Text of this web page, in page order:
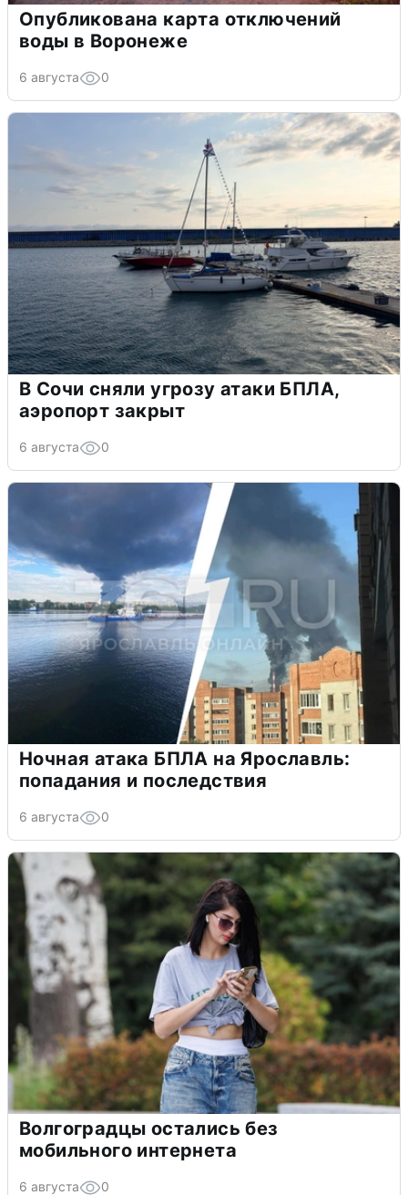
Опубликована карта отключений
воды в Воронеже
6 августа 0
В Сочи сняли угрозу атаки БПЛА,
аэропорт закрыт
6 августа 0
Ночная атака БПЛА на Ярославль:
попадания и последствия
6 августа 0
Волгоградцы остались без
мобильного интернета
6 августа 0